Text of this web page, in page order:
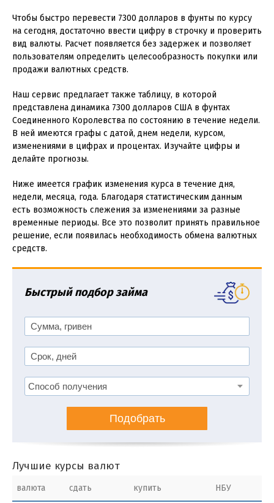
Чтобы быстро перевести 7300 долларов в фунты по курсу
на сегодня, достаточно ввести цифру в строчку и проверить
вид валюты. Расчет появляется без задержек и позволяет
пользователям определить целесообразность покупки или
продажи валютных средств.
Наш сервис предлагает также таблицу, в которой
представлена динамика 7300 долларов США в фунтах
Соединенного Королевства по состоянию в течение недели.
В ней имеются графы с датой, днем недели, курсом,
изменениями в цифрах и процентах. Изучайте цифры и
делайте прогнозы.
Ниже имеется график изменения курса в течение дня,
недели, месяца, года. Благодаря статистическим данным
есть возможность слежения за изменениями за разные
временные периоды. Все это позволит принять правильное
решение, если появилась необходимость обмена валютных
средств.
Быстрый подбор займа
Подобрать
Лучшие курсы валют
валюта сдать купить НБУ